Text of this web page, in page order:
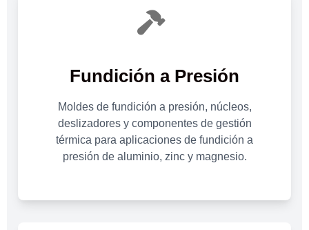
Fundición a Presión
Moldes de fundición a presión, núcleos,
deslizadores y componentes de gestión
térmica para aplicaciones de fundición a
presión de aluminio, zinc y magnesio.